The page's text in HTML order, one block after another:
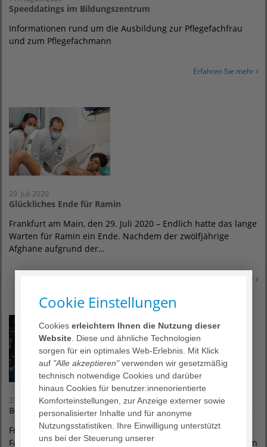
Speeddatings im Bildungszentrum
Informationen rund um die Ausbildung zur Pflegefachfrau
und zum Pflegefachmann
Erfahren Sie mehr
29. Juli 2020
Glückliches Ende für Ramin
Frankfurt am Main, den 29. Juli 2020 – Endlich hatte das lange
Warten für Ramin ein Ende. Nachdem der zwölfjährige
Afghane aufgrund der…
Erfahren Sie mehr
23. Juli 2020
Bestnoten für die Agaplesion Frankfurter Diakonie Kliniken
Frankfurt am Main, den 23. Juli 2020 – Zahlreiche Ärzte und
Fachabteilungen der Agaplesion Frankfurter Diakonie Kliniken
Cookie Einstellungen
Cookieserleichtern Ihnen die Nutzung dieser
Website . Diese und ähnliche Technologien
sorgen für ein optimales Web-Erlebnis. Mit Klick
auf "Alle akzeptieren"verwenden wir gesetzmäßig
technisch notwendige Cookies und darüber
hinaus Cookies für benutzer:innenorientierte
Komforteinstellungen, zur Anzeige externer sowie
personalisierter Inhalte und für anonyme
Nutzungsstatistiken. Ihre Einwilligung unterstützt
uns bei der Steuerung unserer